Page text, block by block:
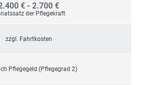
€ - 2.700 €
der Pflegekraft
zzgl. Fahrtkosten
Pflegegeld (Pflegegrad 2)